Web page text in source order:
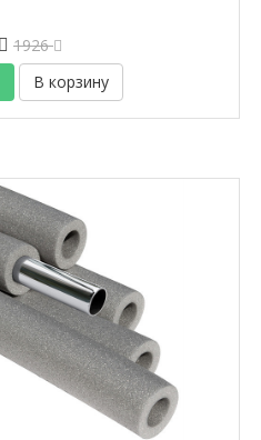
1926
В корзину